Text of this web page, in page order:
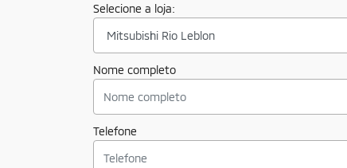
Selecione a loja:
Nome completo
Telefone